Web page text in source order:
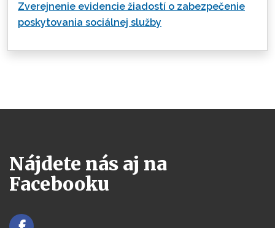
Zverejnenie evidencie žiadostí o zabezpečenie
poskytovania sociálnej služby
Nájdete nás aj na
Facebooku